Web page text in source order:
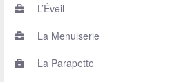
L’Éveil
La Menuiserie
La Parapette